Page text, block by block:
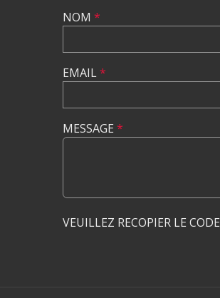
NOM *
EMAIL*
MESSAGE *
VEUILLEZ RECOPIER LE CODE